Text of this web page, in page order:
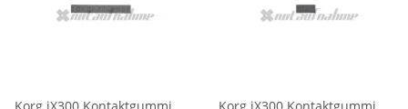
Korg iX300 Kontaktgummi
Korg iX300 Kontaktgummi